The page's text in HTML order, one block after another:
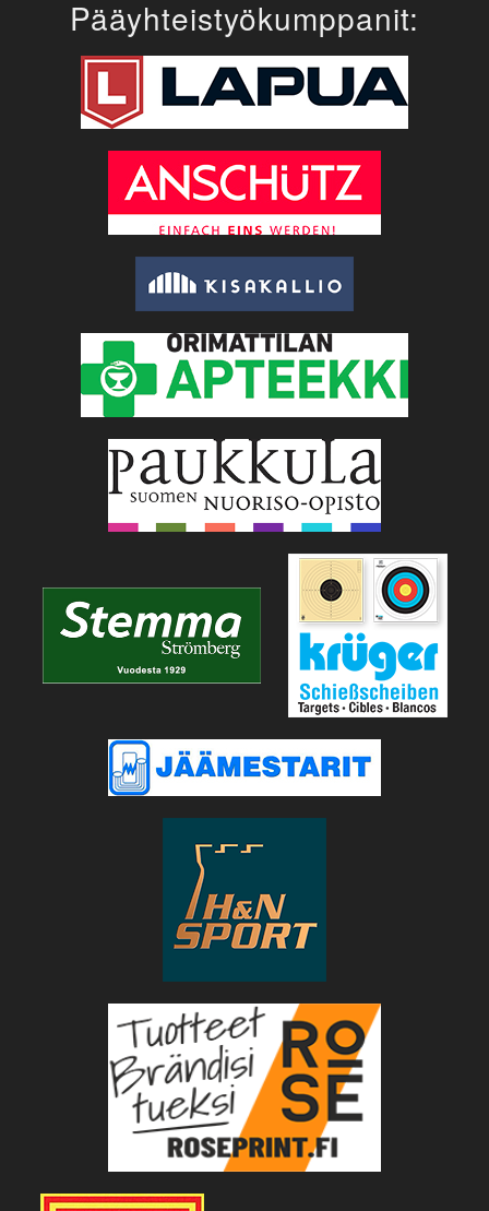
Pääyhteistyökumppanit: